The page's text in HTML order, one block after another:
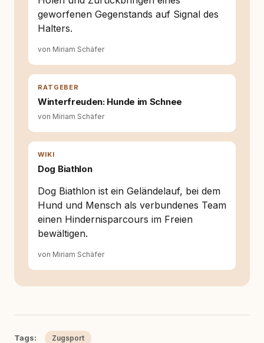
Tierschutz beginnt mit Wissen. Wer seinen
Hund versteht, trifft bessere Entscheidungen –
für ein Zusammenleben, das beiden guttut.
geworfenen Gegenstands auf Signal des
Halters.
von Miriam Schäfer
RATGEBER
Winterfreuden: Hunde im Schnee
von Miriam Schäfer
WIKI
Dog Biathlon
Dog Biathlon ist ein Geländelauf, bei dem
Hund und Mensch als verbundenes Team
einen Hindernisparcours im Freien
bewältigen.
von Miriam Schäfer
Tags: Zugsport